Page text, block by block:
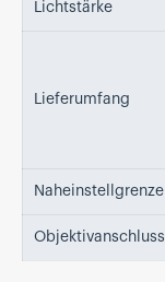
Lichtstärke
Lieferumfang
Naheinstellgrenze
Objektivanschluss